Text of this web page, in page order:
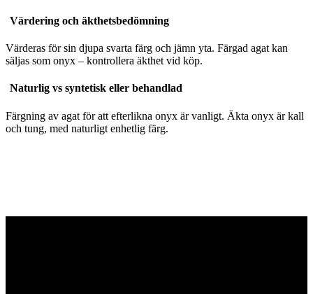
Värdering och äkthetsbedömning
Värderas för sin djupa svarta färg och jämn yta. Färgad agat kan
säljas som onyx – kontrollera äkthet vid köp.
Naturlig vs syntetisk eller behandlad
Färgning av agat för att efterlikna onyx är vanligt. Äkta onyx är kall
och tung, med naturligt enhetlig färg.